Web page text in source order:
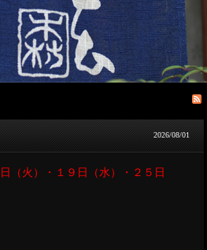
2026/08/01
（火）・１９日（水）・２５日